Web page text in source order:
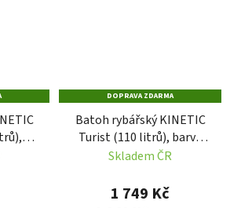
DOPRAVA ZDARMA
Batoh rybářský KINETIC
Turist (110 litrů), barva
černá
Skladem ČR
1 749 Kč